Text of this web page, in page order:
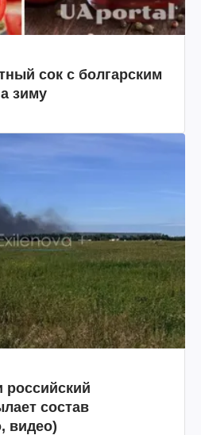
сок с болгарским
зиму
российский
состав
видео)